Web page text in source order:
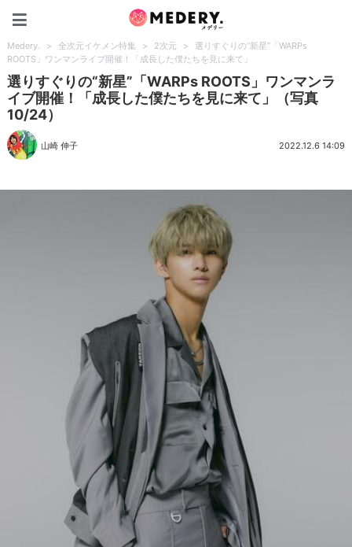
Medery. > 全次元イケメン特集 > 2次元 >
選りすぐりの“新星”「WARPs
ROOTS」ワンマンライブ開催！「成長した僕たちを見に来て」
選りすぐりの“新星”「WARPs ROOTS」ワンマンラ
イブ開催！「成長した僕たちを見に来て」（写真
10/24）
山崎 伸子 2022.12.6 14:09